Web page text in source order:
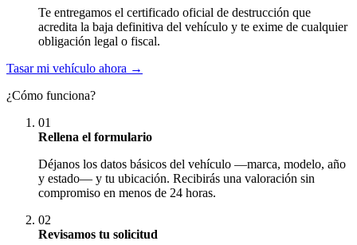
Te entregamos el certificado oficial de destrucción que
acredita la baja definitiva del vehículo y te exime de cualquier
obligación legal o fiscal.
Tasar mi vehículo ahora →
¿Cómo funciona?
01
Rellena el formulario
Déjanos los datos básicos del vehículo —marca, modelo, año
y estado— y tu ubicación. Recibirás una valoración sin
compromiso en menos de 24 horas.
02
Revisamos tu solicitud